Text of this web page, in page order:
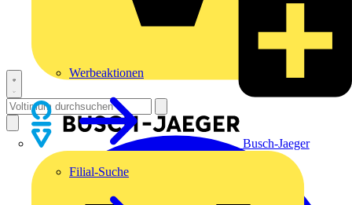
Busch-Jaeger
Werbeaktionen
Filial-Suche